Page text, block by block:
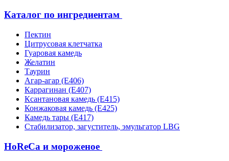
Каталог по ингредиентам
Пектин
Цитрусовая клетчатка
Гуаровая камедь
Желатин
Таурин
Агар-агар (Е406)
Каррагинан (Е407)
Ксантановая камедь (Е415)
Конжаковая камедь (Е425)
Камедь тары (Е417)
Стабилизатор, загуститель, эмульгатор LBG
HoReCa и мороженое